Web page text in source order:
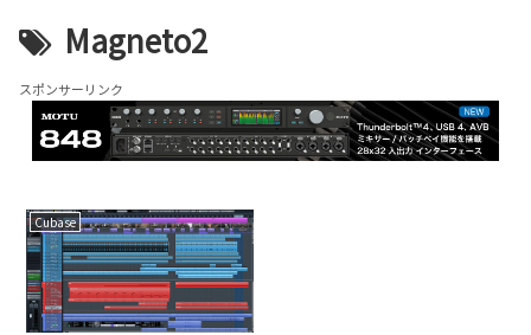
Magneto2
スポンサーリンク
Cubase